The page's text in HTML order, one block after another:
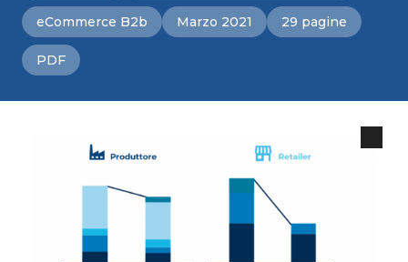
eCommerce B2b Marzo 2021 29 pagine
PDF